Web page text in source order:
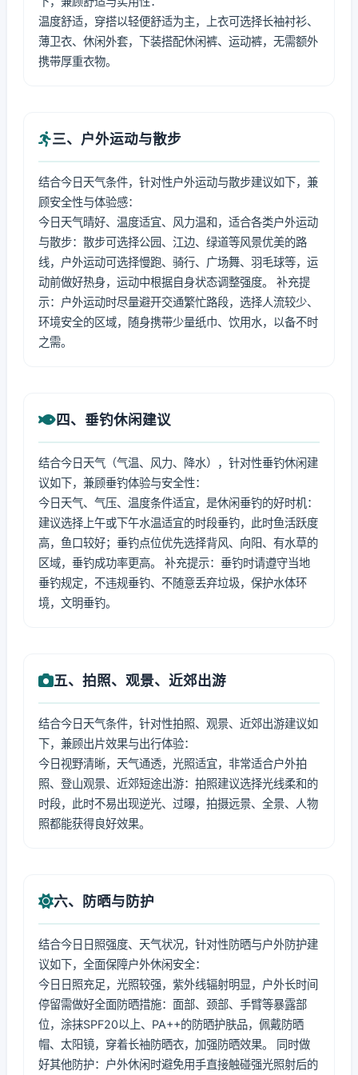
温度舒适，穿搭以轻便舒适为主，上衣可选择长袖衬衫、
薄卫衣、休闲外套，下装搭配休闲裤、运动裤，无需额外
携带厚重衣物。
三、户外运动与散步
结合今日天气条件，针对性户外运动与散步建议如下，兼
顾安全性与体验感：
今日天气晴好、温度适宜、风力温和，适合各类户外运动
与散步：散步可选择公园、江边、绿道等风景优美的路
线，户外运动可选择慢跑、骑行、广场舞、羽毛球等，运
动前做好热身，运动中根据自身状态调整强度。 补充提
示：户外运动时尽量避开交通繁忙路段，选择人流较少、
环境安全的区域，随身携带少量纸巾、饮用水，以备不时
之需。
四、垂钓休闲建议
结合今日天气（气温、风力、降水），针对性垂钓休闲建
议如下，兼顾垂钓体验与安全性：
今日天气、气压、温度条件适宜，是休闲垂钓的好时机：
建议选择上午或下午水温适宜的时段垂钓，此时鱼活跃度
高，鱼口较好；垂钓点位优先选择背风、向阳、有水草的
区域，垂钓成功率更高。 补充提示：垂钓时请遵守当地
垂钓规定，不违规垂钓、不随意丢弃垃圾，保护水体环
境，文明垂钓。
五、拍照、观景、近郊出游
结合今日天气条件，针对性拍照、观景、近郊出游建议如
下，兼顾出片效果与出行体验：
今日视野清晰，天气通透，光照适宜，非常适合户外拍
照、登山观景、近郊短途出游：拍照建议选择光线柔和的
时段，此时不易出现逆光、过曝，拍摄远景、全景、人物
照都能获得良好效果。
六、防晒与防护
结合今日日照强度、天气状况，针对性防晒与户外防护建
议如下，全面保障户外休闲安全：
今日日照充足，光照较强，紫外线辐射明显，户外长时间
停留需做好全面防晒措施：面部、颈部、手臂等暴露部
位，涂抹SPF20以上、PA++的防晒护肤品，佩戴防晒
帽、太阳镜，穿着长袖防晒衣，加强防晒效果。 同时做
好其他防护：户外休闲时避免用手直接触碰强光照射后的